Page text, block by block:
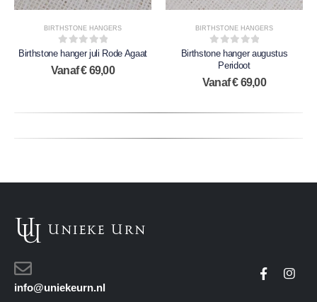
BIRTHSTONE HANGERS
0out of 5
Birthstone hanger juli Rode Agaat
Vanaf€69,00
BIRTHSTONE HANGERS
0out of 5
Birthstone hanger augustus
Peridoot
Vanaf€69,00
info@uniekeurn.nl